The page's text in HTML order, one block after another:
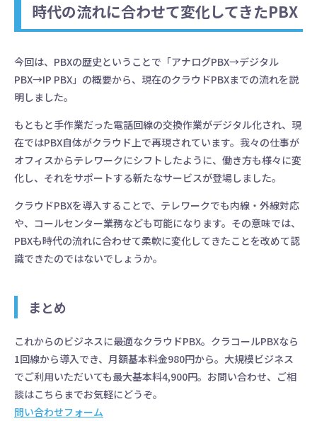
時代の流れに合わせて変化してきたPBX
今回は、PBXの歴史ということで「アナログPBX→デジタル
PBX→IP PBX」の概要から、現在のクラウドPBXまでの流れを説
明しました。
もともと手作業だった電話回線の交換作業がデジタル化され、現
在ではPBX自体がクラウド上で再現されています。我々の仕事が
オフィスからテレワークにシフトしたように、働き方も様々に変
化し、それをサポートする新たなサービスが登場しました。
クラウドPBXを導入することで、テレワークでも内線・外線対応
や、コールセンター業務なども可能になります。その意味では、
PBXも時代の流れに合わせて柔軟に変化してきたことを改めて認
識できたのではないでしょうか。
まとめ
これからのビジネスに最適なクラウドPBX。クラコールPBXなら
1回線から導入でき、月額基本料金980円から。大規模ビジネス
でご利用いただいても最大基本料4,900円。お問い合わせ、ご相
談はこちらまでお気軽にどうぞ。
問い合わせフォーム
30日間無料トライアル
お悩み相談窓口